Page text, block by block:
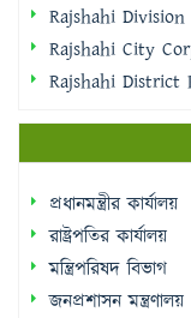
Rajshahi
Rajshahi City
Rajshahi District
প্রধানমন্ত্রীর কার্যালয়
রাষ্ট্রপতির কার্যালয়
মন্ত্রিপরিষদ বিভাগ
জনপ্রশাসন মন্ত্রণালয়